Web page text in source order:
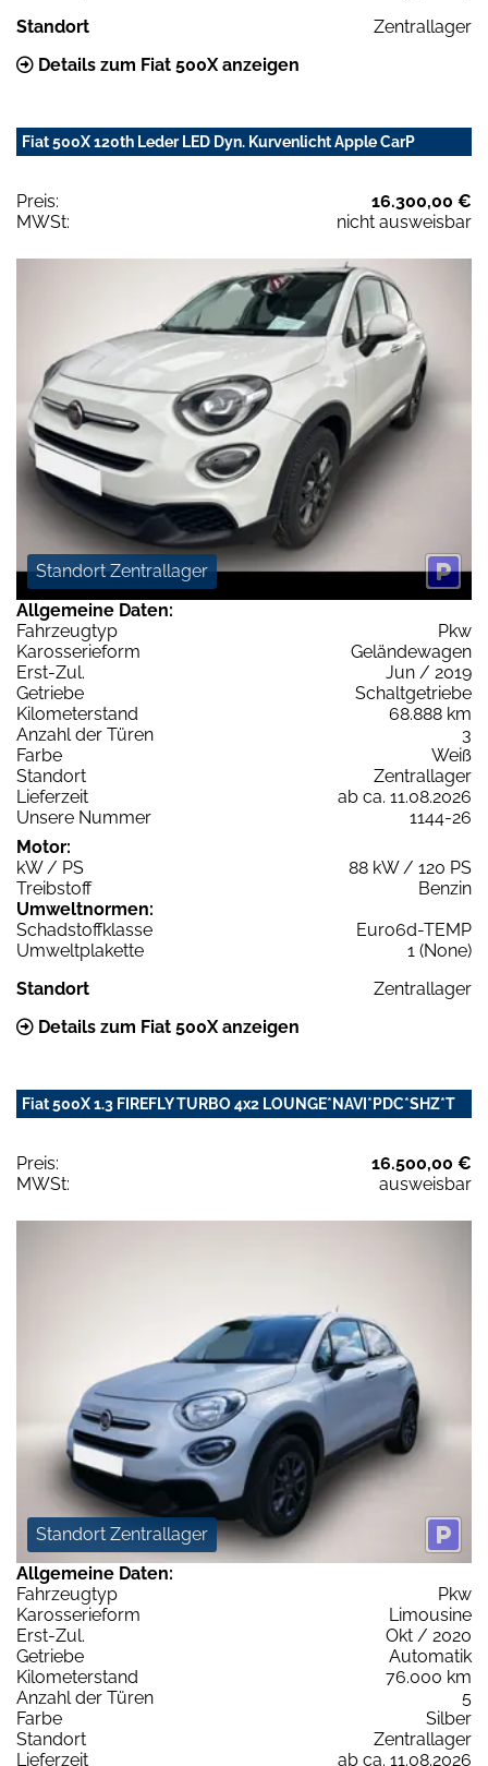
Standort
Zentrallager
Details zum Fiat 500X anzeigen
Fiat 500X 120th Leder LED Dyn. Kurvenlicht Apple CarP
Preis:
16.300,00 €
MWSt:
nicht ausweisbar
Standort Zentrallager
Allgemeine Daten:
Fahrzeugtyp
Pkw
Karosserieform
Geländewagen
Erst-Zul.
Jun / 2019
Getriebe
Schaltgetriebe
Kilometerstand
68.888 km
Anzahl der Türen
3
Farbe
Weiß
Standort
Zentrallager
Lieferzeit
ab ca. 11.08.2026
Unsere Nummer
1144-26
Motor:
kW / PS
88 kW / 120 PS
Treibstoff
Benzin
Umweltnormen:
Schadstoffklasse
Euro6d-TEMP
Umweltplakette
1 (None)
Standort
Zentrallager
Details zum Fiat 500X anzeigen
Fiat 500X 1.3 FIREFLY TURBO 4x2 LOUNGE*NAVI*PDC*SHZ*T
Preis:
16.500,00 €
MWSt:
ausweisbar
Standort Zentrallager
Allgemeine Daten:
Fahrzeugtyp
Pkw
Karosserieform
Limousine
Erst-Zul.
Okt / 2020
Getriebe
Automatik
Kilometerstand
76.000 km
Anzahl der Türen
5
Farbe
Silber
Standort
Zentrallager
Lieferzeit
ab ca. 11.08.2026